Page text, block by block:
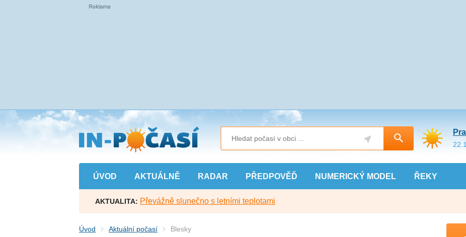
Přejít
na
hlavní
obsah
ÚVOD AKTUÁLNĚ RADAR PŘEDPOVĚĎ NUMERICKÝ MODEL ŘEKY
AKTUALITA: Převážně slunečno s letními teplotami
Úvod Aktuální počasí Blesky